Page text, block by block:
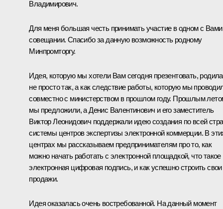
Владимирович.
Для меня большая честь принимать участие в одном с Вами
совещании. Спасибо за данную возможность родному
Минпромторгу.
Идея, которую мы хотели Вам сегодня презентовать,
не просто так, а как следствие работы, которую мы
совместно с министерством в прошлом году. Прошлым
мы предложили, а Денис Валентинович и его заместитель
Виктор Леонидович поддержали идею создания по всей
системы центров экспертизы электронной коммерции. В
центрах мы рассказываем предпринимателям про то, как
можно начать работать с электронной площадкой, что такое
электронная цифровая подпись, и как успешно строить свои
продажи.
Идея оказалась очень востребованной. На данный момент